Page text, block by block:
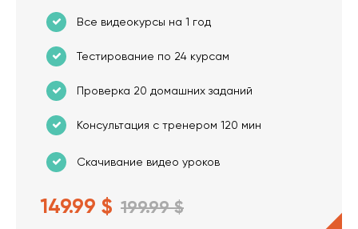
Все видеокурсы на 1 год
Тестирование по 24 курсам
Проверка 20 домашних заданий
Консультация с тренером 120 мин
Скачивание видео уроков
149.99 $ 199.99 $